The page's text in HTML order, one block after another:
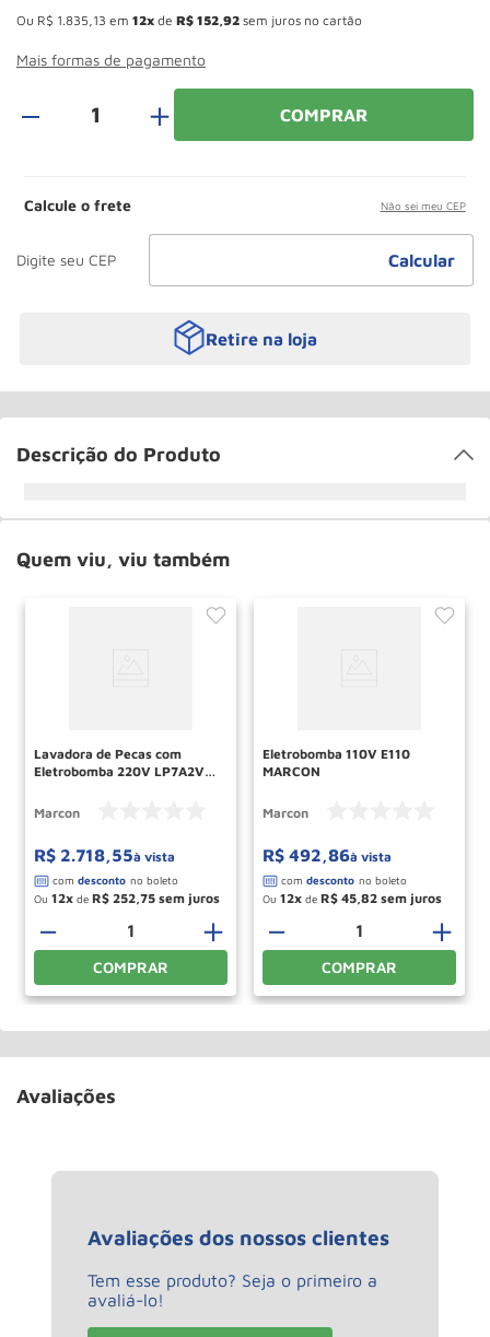
Ou R$ 1.835 13 em 12 de R$ 152 92 sem juros no cartão
Mais formas de pagamento
＋ COMPRAR
Calcule o frete Não sei meu CEP
Retire na loja
Descrição do Produto
Quem viu, viu também
Lavadora de Pecas com
Eletrobomba 220V LP7A2V
Marcon
R$ 2.718 55à vista
Ou 12 de R$ 252 75
＋
－
COMPRAR
Eletrobomba 110V E110
MARCON
Marcon
R$ 492 86à vista
Ou 12 de R$ 45 82
＋
－
COMPRAR
Avaliações
Avaliações dos nossos clientes
Tem esse produto? Seja o primeiro a
avaliá-lo!
10º Rodizio